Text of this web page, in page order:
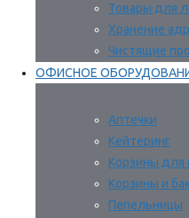
Товары для
Хранение
Чистящие
ОФИСНОЕ
Аптечки
Кейтеринг
Корзины для
Корзины и
Пепельницы